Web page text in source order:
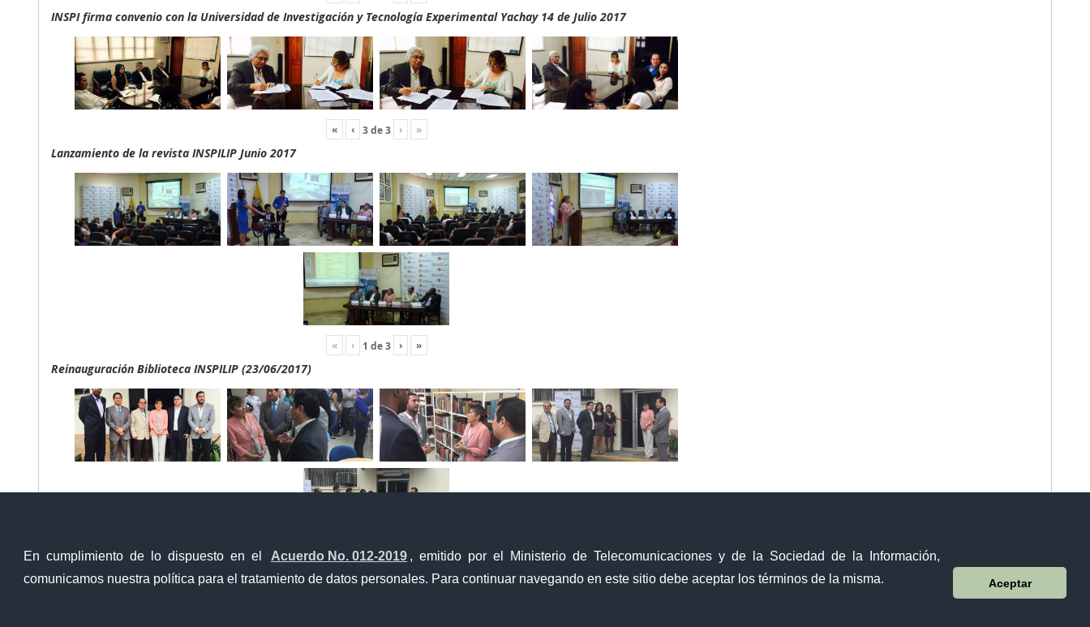
En cumplimiento de lo dispuesto en el Acuerdo No. 012-2019 , emitido por el Ministerio de Telecomunicaciones y de la Sociedad de la Información,
comunicamos nuestra política para el tratamiento de datos personales. Para continuar navegando en este sitio debe aceptar los términos de la misma.
Aceptar
INSPI firma convenio con la Universidad de Investigación y Tecnología Experimental Yachay 14 de Julio 2017
« ‹ 3de3 › »
Lanzamiento de la revista INSPILIP Junio 2017
« ‹ 1 de3 › »
Reinauguración Biblioteca INSPILIP (23/06/2017)
« ‹ 1de2 › »
Sistema Nacional de Información (SNI)